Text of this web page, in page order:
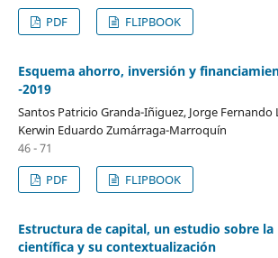
PDF
FLIPBOOK
Esquema ahorro, inversión y
-2019
Santos Patricio Granda-Iñiguez, Jorge Fernando
Kerwin Eduardo Zumárraga-Marroquín
46 - 71
PDF
FLIPBOOK
Estructura de capital, un estudio sobre
científica y su contextualización